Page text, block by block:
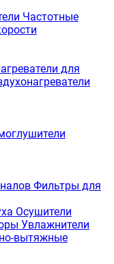
Частотные
для
Фильтры для
Осушители
Увлажнители
вытяжные